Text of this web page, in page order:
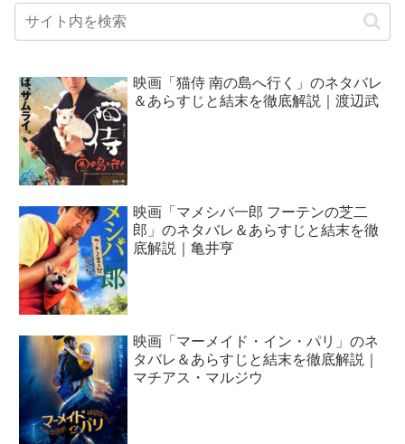
映画「猫侍 南の島へ行く」のネタバレ
＆あらすじと結末を徹底解説｜渡辺武
映画「マメシバ一郎 フーテンの芝二
郎」のネタバレ＆あらすじと結末を徹
底解説｜亀井亨
映画「マーメイド・イン・パリ」のネ
タバレ＆あらすじと結末を徹底解説｜
マチアス・マルジウ